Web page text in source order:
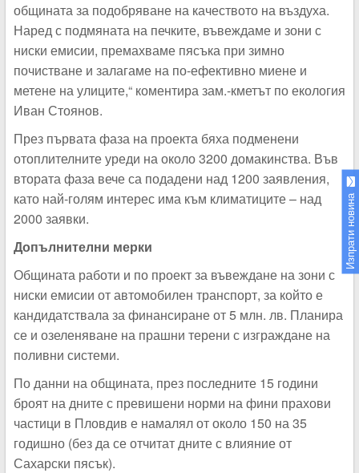
общината за подобряване на качеството на въздуха.
Наред с подмяната на печките, въвеждаме и зони с
ниски емисии, премахваме пясъка при зимно
почистване и залагаме на по-ефективно миене и
метене на улиците,“ коментира зам.-кметът по екология
Иван Стоянов.
През първата фаза на проекта бяха подменени
отоплителните уреди на около 3200 домакинства. Във
втората фаза вече са подадени над 1200 заявления,
като най-голям интерес има към климатиците – над
2000 заявки.
Допълнителни мерки
Общината работи и по проект за въвеждане на зони с
ниски емисии от автомобилен транспорт, за който е
кандидатствала за финансиране от 5 млн. лв. Планира
се и озеленяване на прашни терени с изграждане на
поливни системи.
По данни на общината, през последните 15 години
броят на дните с превишени норми на фини прахови
частици в Пловдив е намалял от около 150 на 35
годишно (без да се отчитат дните с влияние от
Сахарски пясък).
Изпрати новина